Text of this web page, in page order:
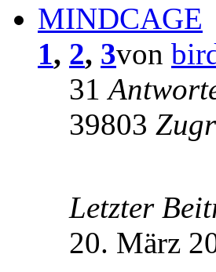
MINDCAGE
1, 2, 3von
31
39803
Letzter
20. März